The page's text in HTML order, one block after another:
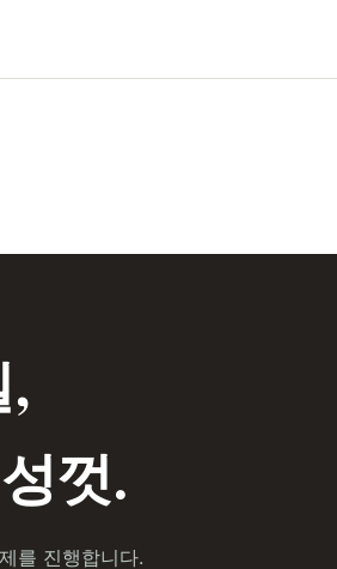
껏.
를 진행합니다.